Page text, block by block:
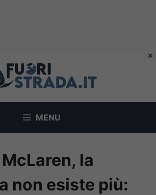
MENU
la
non esiste più: